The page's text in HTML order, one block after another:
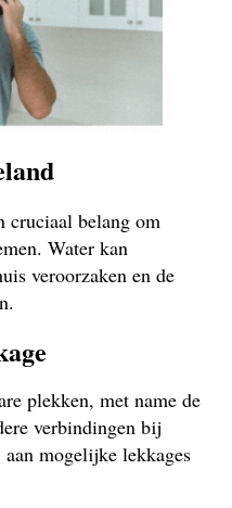
cruciaal belang om
Water kan
veroorzaken en de
plekken, met name de
verbindingen bij
mogelijke lekkages